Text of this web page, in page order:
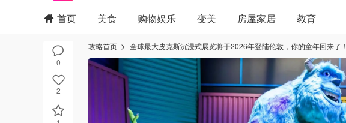
0
2
首页 美食 购物娱乐 变美 房屋家居 教育
攻略首页 全球最大皮克斯沉浸式展览将于2026年登陆伦敦，你的童年回来了！